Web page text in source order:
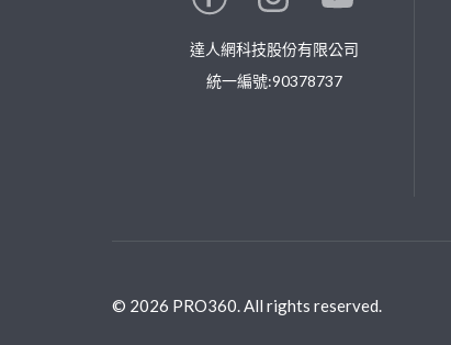
達人網科技股份有限公司
統一編號:90378737
© 2026 PRO360. All rights reserved.